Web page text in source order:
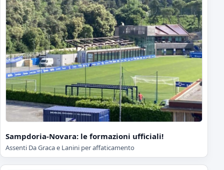
Sampdoria-Novara: le formazioni ufficiali!
Assenti Da Graca e Lanini per affaticamento